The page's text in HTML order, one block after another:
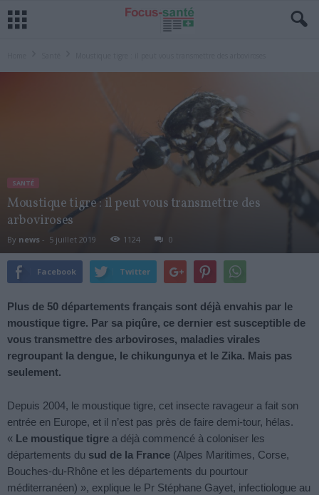
SANTÉ
Moustique tigre : il peut vous transmettre des
arboviroses
By news - 5 juillet 2019 1124 0
Facebook Twitter
Plus de 50 départements français sont déjà envahis par le
moustique tigre. Par sa piqûre, ce dernier est susceptible de
vous transmettre des arboviroses, maladies virales
regroupant la dengue, le chikungunya et le Zika. Mais pas
seulement.
Depuis 2004, le moustique tigre, cet insecte ravageur a fait son
entrée en Europe, et il n’est pas près de faire demi-tour, hélas.
« Le moustique tigre a déjà commencé à coloniser les
départements du sud de la France (Alpes Maritimes, Corse,
Bouches-du-Rhône et les départements du pourtour
méditerranéen) », explique le Pr Stéphane Gayet, infectiologue au